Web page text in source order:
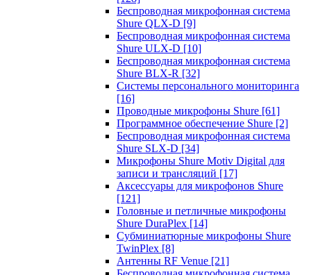
Беспроводная микрофонная система
Shure QLX-D [9]
Беспроводная микрофонная система
Shure ULX-D [10]
Беспроводная микрофонная система
Shure BLX-R [32]
Системы персонального мониторинга
[16]
Проводные микрофоны Shure [61]
Программное обеспечение Shure [2]
Беспроводная микрофонная система
Shure SLX-D [34]
Микрофоны Shure Motiv Digital для
записи и трансляций [17]
Аксессуары для микрофонов Shure
[121]
Головные и петличные микрофоны
Shure DuraPlex [14]
Субминиатюрные микрофоны Shure
TwinPlex [8]
Антенны RF Venue [21]